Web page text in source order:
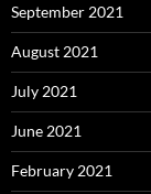
September 2021
August 2021
July 2021
June 2021
February 2021